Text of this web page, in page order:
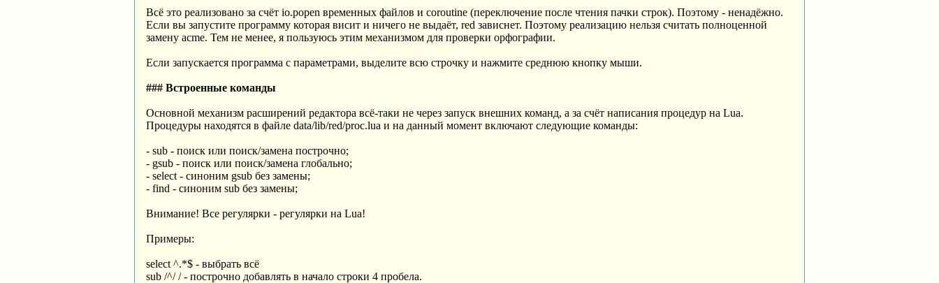
Всё это реализовано за счёт io.popen временных файлов и coroutine (переключение после чтения пачки строк). Поэтому - ненадёжно.
Если вы запустите программу которая висит и ничего не выдаёт, red зависнет. Поэтому реализацию нельзя считать полноценной
замену acme. Тем не менее, я пользуюсь этим механизмом для проверки орфографии.
Если запускается программа с параметрами, выделите всю строчку и нажмите среднюю кнопку мыши.
### Встроенные команды
Основной механизм расширений редактора всё-таки не через запуск внешних команд, а за счёт написания процедур на Lua.
Процедуры находятся в файле data/lib/red/proc.lua и на данный момент включают следующие команды:
- sub - поиск или поиск/замена построчно;
- gsub - поиск или поиск/замена глобально;
- select - синоним gsub без замены;
- find - синоним sub без замены;
Внимание! Все регулярки - регулярки на Lua!
Примеры:
select ^.*$ - выбрать всё
sub /^/ / - построчно добавлять в начало строки 4 пробела.